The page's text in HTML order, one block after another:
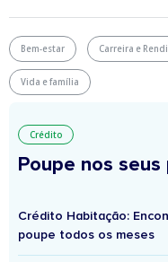
Bem-estar Carreira e
Vida e família
Crédito
Poupe nos
Crédito Habitação:
poupe todos os meses